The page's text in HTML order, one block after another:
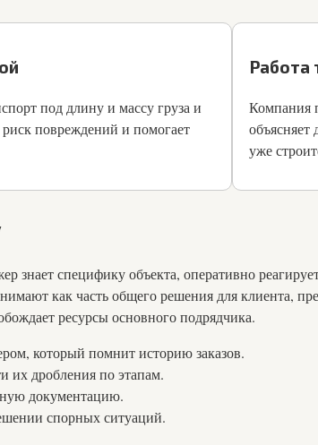
под длину и массу груза и
риск повреждений и помогает
Работа
Компания
объясняет
уже
знает специфику объекта, оперативно
как часть общего решения для клиента,
ресурсы основного подрядчика.
который помнит историю заказов.
их дробления по этапам.
документацию.
спорных ситуаций.